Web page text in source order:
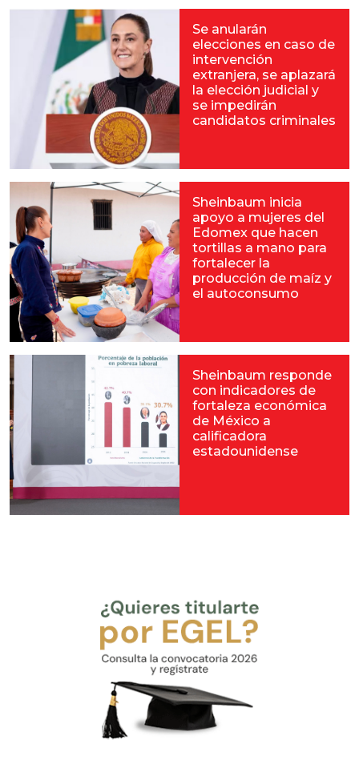
Se anularán
elecciones en caso de
intervención
extranjera, se aplazará
la elección judicial y
se impedirán
candidatos criminales
Sheinbaum inicia
apoyo a mujeres del
Edomex que hacen
tortillas a mano para
fortalecer la
producción de maíz y
el autoconsumo
Sheinbaum responde
con indicadores de
fortaleza económica
de México a
calificadora
estadounidense